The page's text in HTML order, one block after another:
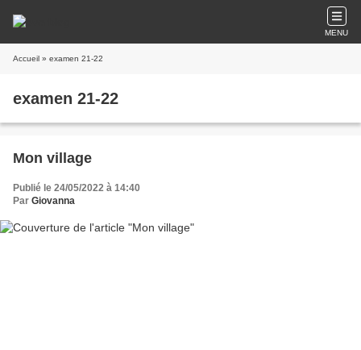
MENU
Accueil » examen 21-22
examen 21-22
Mon village
Publié le 24/05/2022 à 14:40
Par Giovanna